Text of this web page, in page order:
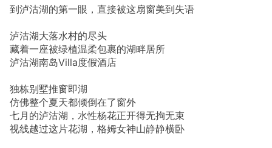
到泸沽湖的第一眼，直接被这扇窗美到失语
泸沽湖大落水村的尽头
藏着一座被绿植温柔包裹的湖畔居所
泸沽湖南岛Villa度假酒店
独栋别墅推窗即湖
仿佛整个夏天都倾倒在了窗外
七月的泸沽湖，水性杨花正开得无拘无束
视线越过这片花湖，格姆女神山静静横卧